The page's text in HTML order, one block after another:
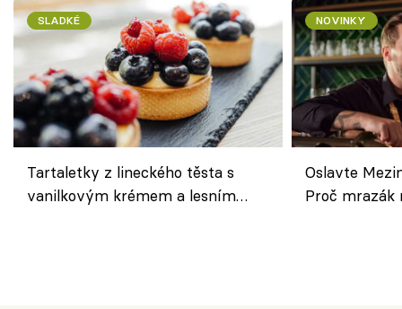
SLADKÉ
Tartaletky z lineckého těsta s
vanilkovým krémem a lesním
NOVINKY
Oslavte
Proč